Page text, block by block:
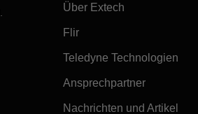
Über Extech
Flir
Teledyne Technologien
Ansprechpartner
Nachrichten und Artikel